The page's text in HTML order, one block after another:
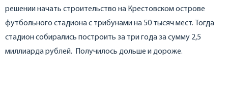
решении начать строительство на Крестовском острове
футбольного стадиона с трибунами на 50 тысяч мест. Тогда
стадион собирались построить за три года за сумму 2,5
миллиарда рублей. Получилось дольше и дороже.